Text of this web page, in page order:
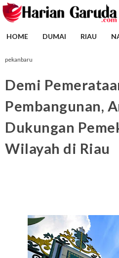
HOME DUMAI RIAU
pekanbaru
Demi
Pembangunan,
Dukungan
Wilayah di Riau